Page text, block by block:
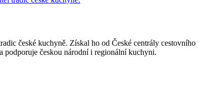
české kuchyně. Získal ho od České centrály cestovního
podporuje českou národní i regionální kuchyni.